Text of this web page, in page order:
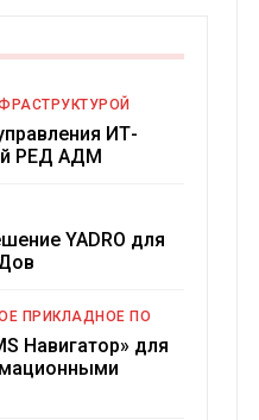
ИТ-
РЕД АДМ
YADRO для
ПРИКЛАДНОЕ ПО
Навигатор» для